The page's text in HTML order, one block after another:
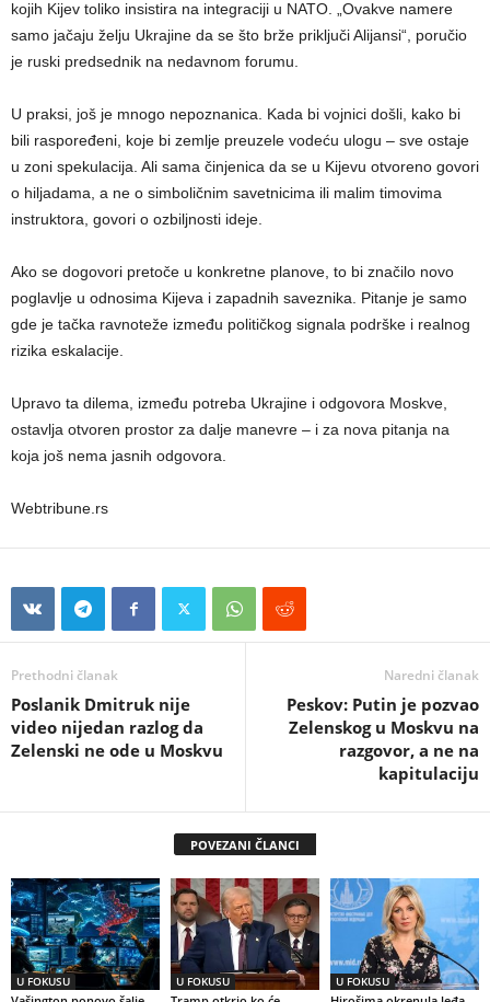
kojih Kijev toliko insistira na integraciji u NATO. „Ovakve namere
samo jačaju želju Ukrajine da se što brže priključi Alijansi“, poručio
je ruski predsednik na nedavnom forumu.
U praksi, još je mnogo nepoznanica. Kada bi vojnici došli, kako bi
bili raspoređeni, koje bi zemlje preuzele vodeću ulogu – sve ostaje
u zoni spekulacija. Ali sama činjenica da se u Kijevu otvoreno govori
o hiljadama, a ne o simboličnim savetnicima ili malim timovima
instruktora, govori o ozbiljnosti ideje.
Ako se dogovori pretoče u konkretne planove, to bi značilo novo
poglavlje u odnosima Kijeva i zapadnih saveznika. Pitanje je samo
gde je tačka ravnoteže između političkog signala podrške i realnog
rizika eskalacije.
Upravo ta dilema, između potreba Ukrajine i odgovora Moskve,
ostavlja otvoren prostor za dalje manevre – i za nova pitanja na
koja još nema jasnih odgovora.
Webtribune.rs
Prethodni članak
Poslanik Dmitruk nije
video nijedan razlog da
Zelenski ne ode u Moskvu
Naredni članak
Peskov: Putin je pozvao
Zelenskog u Moskvu na
razgovor, a ne na
kapitulaciju
POVEZANI ČLANCI
U FOKUSU U FOKUSU U FOKUSU